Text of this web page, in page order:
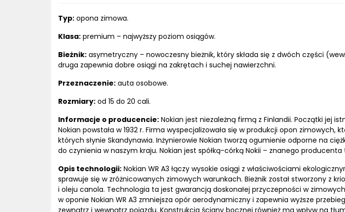
Typ: opona zimowa.
Klasa: premium – najwyższy poziom osiągów.
Bieżnik: asymetryczny – nowoczesny bieżnik, który składa się z dwóch części
druga zapewnia dobre osiągi na zakrętach i suchej nawierzchni.
Przeznaczenie: auta osobowe.
Rozmiary: od 15 do 20 cali.
Informacje o producencie: Nokian jest niezależną firmą z Finlandii. Początki jej
Nokian powstała w 1932 r. Firma wyspecjalizowała się w produkcji opon
których słynie Skandynawia. Inżynierowie Nokian tworzą ogumienie odporne na
do czynienia w naszym kraju. Nokian jest spółką-córką Nokii – znanego
Opis technologii: Nokian WR A3 łączy wysokie osiągi z właściwościami
sprawuje się w zróżnicowanych zimowych warunkach. Bieżnik został stworzony z
i oleju canola. Technologia ta jest gwarancją doskonałej przyczepności w
w oponie Nokian WR A3 zmniejsza opór aerodynamiczny i zapewnia wyższe
zewnątrz i wewnątrz pojazdu. Konstrukcja ściany bocznej również ma wpływ na